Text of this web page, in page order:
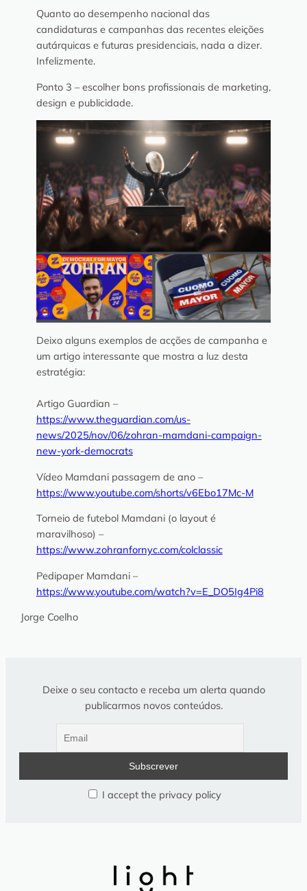
Quanto ao desempenho nacional das
candidaturas e campanhas das recentes eleições
autárquicas e futuras presidenciais, nada a dizer.
Infelizmente.
Ponto 3 – escolher bons profissionais de marketing,
design e publicidade.
Deixo alguns exemplos de acções de campanha e
um artigo interessante que mostra a luz desta
estratégia:
Artigo Guardian –
https://www.theguardian.com/us-
news/2025/nov/06/zohran-mamdani-campaign-
new-york-democrats
Vídeo Mamdani passagem de ano –
https://www.youtube.com/shorts/v6Ebo17Mc-M
Torneio de futebol Mamdani (o layout é
maravilhoso) –
https://www.zohranfornyc.com/colclassic
Pedipaper Mamdani –
https://www.youtube.com/watch?v=E_DO5Ig4Pi8
Jorge Coelho
Deixe o seu contacto e receba um alerta quando
publicarmos novos conteúdos.
I accept the privacy policy